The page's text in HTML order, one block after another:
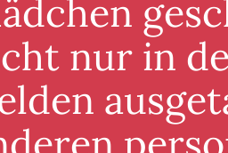
nur in